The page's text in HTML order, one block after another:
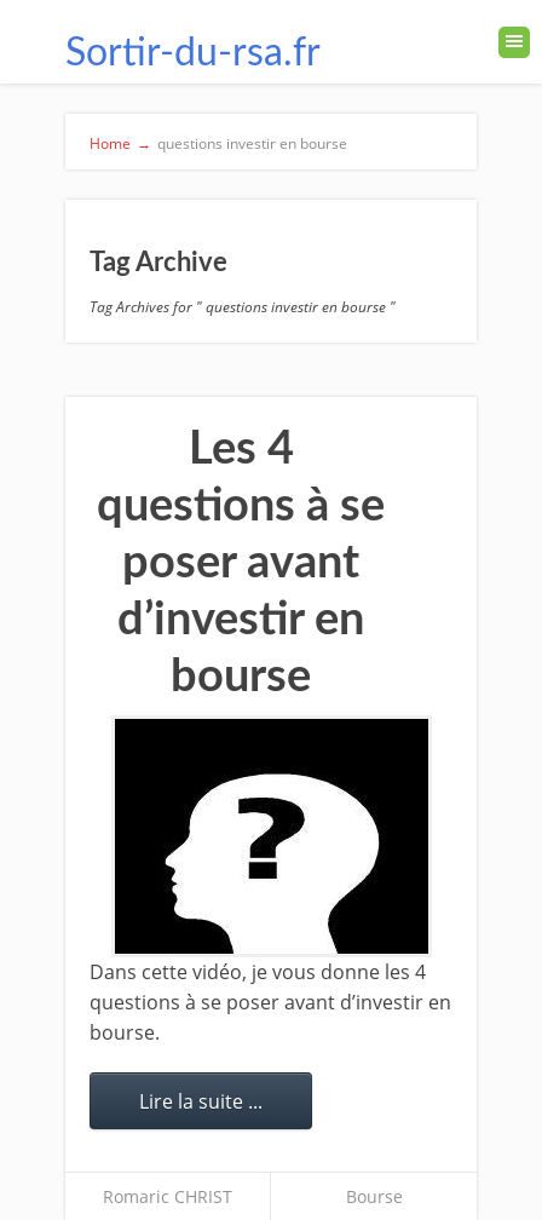
Sortir-du-rsa.fr
Home → questions investir en bourse
Tag Archive
Tag Archives for " questions investir en bourse "
Les 4
questions à se
poser avant
d’investir en
bourse
Dans cette vidéo, je vous donne les 4
questions à se poser avant d’investir en
bourse.
Lire la suite ...
Romaric CHRIST Bourse